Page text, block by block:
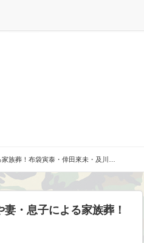
族葬！布袋寅泰・倖田來未・及川…
・息子による家族葬！